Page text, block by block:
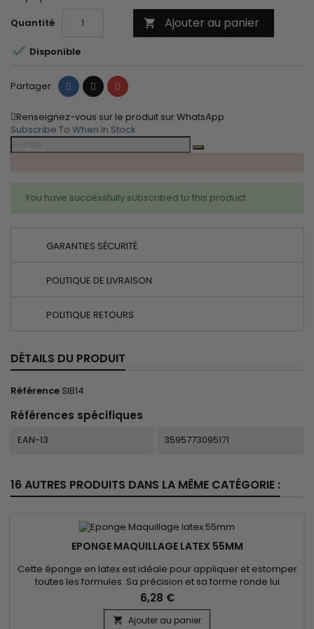
Quantité
 Ajouter au panier
 Disponible
Partager PartagerTweet Pinterest
Renseignez-vous sur le produit sur WhatsApp
Subscribe To When In Stock
You have successfully subscribed to this product
GARANTIES SÉCURITÉ
POLITIQUE DE LIVRAISON
POLITIQUE RETOURS
DÉTAILS DU PRODUIT
Référence SIB14
Références spécifiques
EAN-13 3595773095171
16 AUTRES PRODUITS DANS LA MÊME CATÉGORIE :
EPONGE MAQUILLAGE LATEX 55MM
Cette éponge en latex est idéale pour appliquer et estomper
toutes les formules. Sa précision et sa forme ronde lui
permettent de répartir uniformément la matière et
d'atteindre tous les recoins du visage. Quelle que soit la
formule, liquide, crème ou poudre, l'éponge de maquillage
6,28 €
 Ajouter au panier